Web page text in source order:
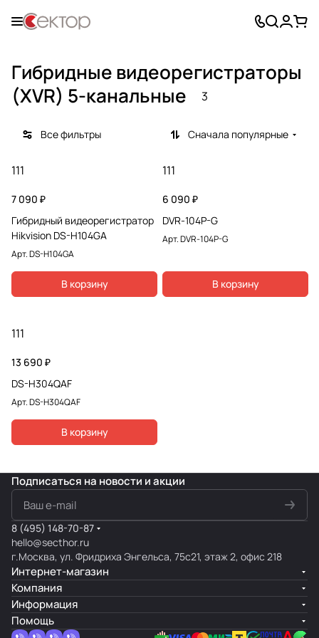
Гибридные видеорегистраторы
(XVR) 5-канальные
3
Все фильтры Сначала популярные
111
7 090 ₽
Гибридный видеорегистратор
Hikvision DS-H104GA
Арт.DS-H104GA
В корзину
111
6 090 ₽
DVR-104P-G
Арт.DVR-104P-G
В корзину
111
13 690 ₽
DS-H304QAF
Арт.DS-H304QAF
В корзину
Подписаться на новости и акции
8 (495) 148-70-87
hello@secthor.ru
г.Москва, ул. Фридриха Энгельса, 75с21, этаж 2, офис 218
Интернет-магазин
Компания
Информация
Помощь